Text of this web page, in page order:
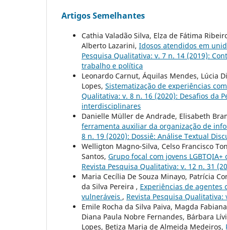
Artigos Semelhantes
Cathia Valadão Silva, Elza de Fátima
Alberto Lazarini, Idosos atendidos em
Pesquisa Qualitativa: v. 7 n. 14 (2019):
trabalho e política
Leonardo Carnut, Áquilas Mendes, Lúcia
Lopes, Sistematização de experiências
Qualitativa: v. 8 n. 16 (2020): Desafios da
interdisciplinares
Danielle Müller de Andrade, Elisabeth
ferramenta auxiliar da organização de
8 n. 19 (2020): Dossiê: Análise Textual
Welligton Magno-Silva, Celso Francisco
Santos, Grupo focal com jovens
Revista Pesquisa Qualitativa: v. 12 n. 31
Maria Cecília De Souza Minayo, Patrícia
da Silva Pereira , Experiências de agentes
vulneráveis , Revista Pesquisa
Emile Rocha da Silva Paiva, Magda
Diana Paula Nobre Fernandes, Bárbara
Lopes, Betiza Maria de Almeida Medeiros,